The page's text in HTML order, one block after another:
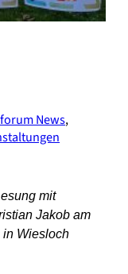
News